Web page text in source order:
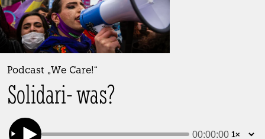
politik
öko
kultur
sport
Podcast „We Care!“
Solidari- was?